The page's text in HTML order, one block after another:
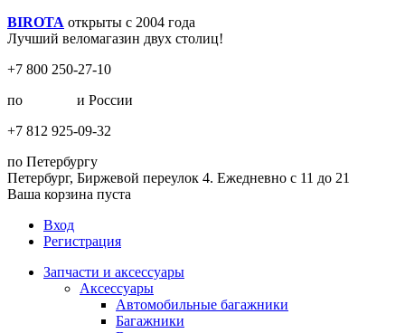
BIROTA открыты с 2004 года
Лучший веломагазин двух столиц!
+7 800 250-27-10
по
и России
+7 812 925-09-32
по Петербургу
Петербург, Биржевой переулок 4. Ежедневно с 11 до 21
Ваша корзина пуста
Вход
Регистрация
Запчасти и аксессуары
Аксессуары
Автомобильные багажники
Багажники